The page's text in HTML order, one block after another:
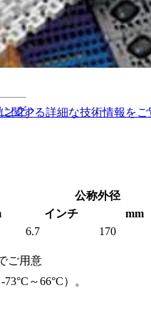
関する詳細な技術情報をご
ング
公称外径
インチ mm
6.7 170
ご用意
～66°C）。